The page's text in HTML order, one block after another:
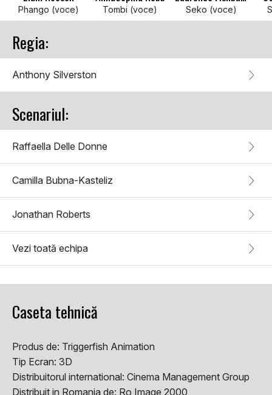
Phango (voce) Tombi (voce) Seko (voce)
Regia:
Anthony Silverston
Scenariul:
Raffaella Delle Donne
Camilla Bubna-Kasteliz
Jonathan Roberts
Vezi toată echipa
Caseta tehnică
Produs de: Triggerfish Animation
Tip Ecran: 3D
Distribuitorul international: Cinema Management Group
Distribuit in Romania de: Ro Image 2000,